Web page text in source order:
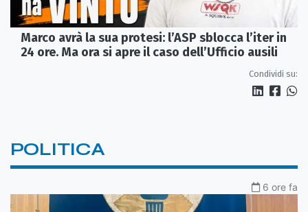
Marco avrà la sua protesi: l’ASP sblocca l’iter in
24 ore. Ma ora si apre il caso dell’Ufficio ausili
Condividi su:
POLITICA
6 ore fa